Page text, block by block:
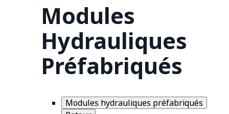
Modules
Hydrauliques
Préfabriqués
Modules hydrauliques préfabriqués